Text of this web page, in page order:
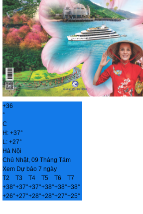
+36
°
C
H: +37°
L: +27°
Hà Nội
Chủ Nhật, 09 Tháng Tám
Xem Dự báo 7 ngày
T2
T3 T4 T5 T6
T7
+38°+37°+37°+38°+38°+38°
+26°+27°+28°+28°+27°+25°